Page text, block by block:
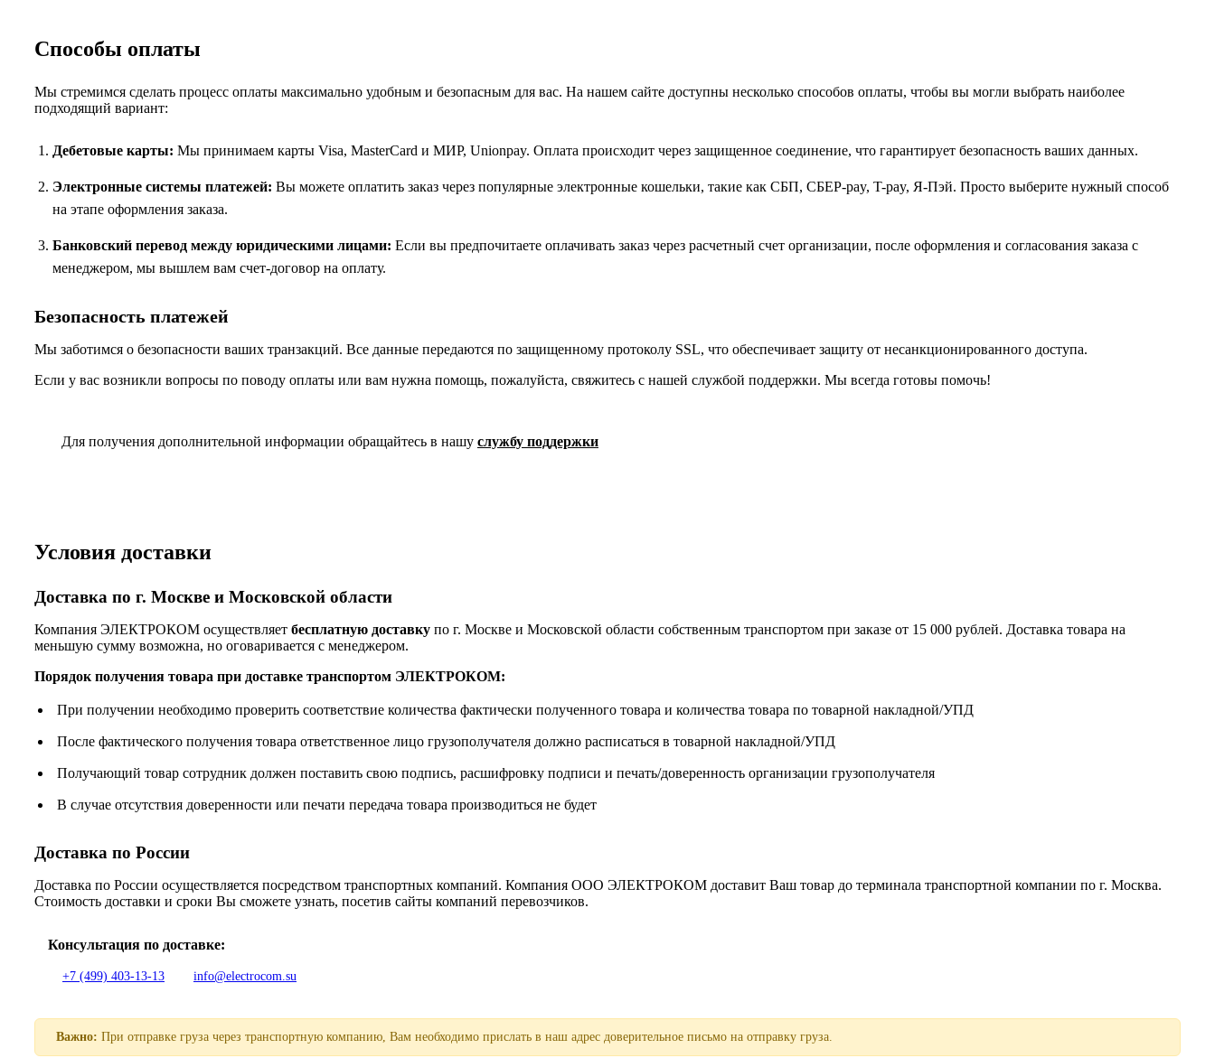
Способы оплаты
Мы стремимся сделать процесс оплаты максимально удобным и безопасным для вас. На нашем сайте доступны несколько способов оплаты, чтобы вы могли выбрать наиболее
подходящий вариант:
Дебетовые карты: Мы принимаем карты Visa, MasterCard и МИР, Unionpay. Оплата происходит через защищенное соединение, что гарантирует безопасность ваших данных.
Электронные системы платежей: Вы можете оплатить заказ через популярные электронные кошельки, такие как СБП, СБЕР-pay, T-pay, Я-Пэй. Просто выберите нужный способ
на этапе оформления заказа.
Банковский перевод между юридическими лицами: Если вы предпочитаете оплачивать заказ через расчетный счет организации, после оформления и согласования заказа с
менеджером, мы вышлем вам счет-договор на оплату.
Безопасность платежей
Мы заботимся о безопасности ваших транзакций. Все данные передаются по защищенному протоколу SSL, что обеспечивает защиту от несанкционированного доступа.
Если у вас возникли вопросы по поводу оплаты или вам нужна помощь, пожалуйста, свяжитесь с нашей службой поддержки. Мы всегда готовы помочь!
Для получения дополнительной информации обращайтесь в нашу службу поддержки
Условия доставки
Доставка по г. Москве и Московской области
Компания ЭЛЕКТРОКОМ осуществляет бесплатную доставку по г. Москве и Московской области собственным транспортом при заказе от 15 000 рублей. Доставка товара на
меньшую сумму возможна, но оговаривается с менеджером.
Порядок получения товара при доставке транспортом ЭЛЕКТРОКОМ:
При получении необходимо проверить соответствие количества фактически полученного товара и количества товара по товарной накладной/УПД
После фактического получения товара ответственное лицо грузополучателя должно расписаться в товарной накладной/УПД
Получающий товар сотрудник должен поставить свою подпись, расшифровку подписи и печать/доверенность организации грузополучателя
В случае отсутствия доверенности или печати передача товара производиться не будет
Доставка по России
Доставка по России осуществляется посредством транспортных компаний. Компания ООО ЭЛЕКТРОКОМ доставит Ваш товар до терминала транспортной компании по г. Москва.
Стоимость доставки и сроки Вы сможете узнать, посетив сайты компаний перевозчиков.
Консультация по доставке:
+7 (499) 403-13-13 info@electrocom.su
Важно: При отправке груза через транспортную компанию, Вам необходимо прислать в наш адрес доверительное письмо на отправку груза.